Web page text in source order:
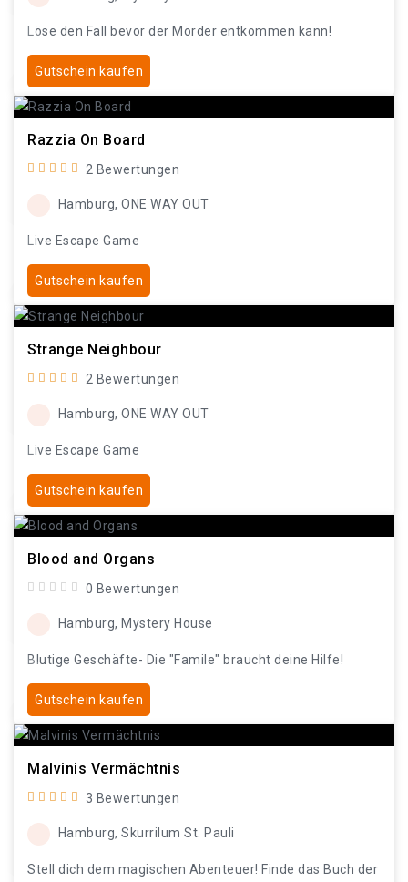
Löse den Fall bevor der Mörder entkommen kann!
Gutschein kaufen
Razzia On Board
2 Bewertungen
Hamburg, ONE WAY OUT
Live Escape Game
Gutschein kaufen
Strange Neighbour
2 Bewertungen
Hamburg, ONE WAY OUT
Live Escape Game
Gutschein kaufen
Blood and Organs
0 Bewertungen
Hamburg, Mystery House
Blutige Geschäfte- Die "Famile" braucht deine Hilfe!
Gutschein kaufen
Malvinis Vermächtnis
3 Bewertungen
Hamburg, Skurrilum St. Pauli
Stell dich dem magischen Abenteuer! Finde das Buch der